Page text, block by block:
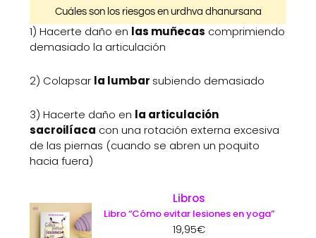
Cuáles son los riesgos en urdhva dhanursana
1) Hacerte daño en las muñecas comprimiendo
demasiado la articulación
2) Colapsar la lumbar subiendo demasiado
3) Hacerte daño en la articulación
sacroilíaca con una rotación externa excesiva
de las piernas (cuando se abren un poquito
hacia fuera)
Libros
Libro “Cómo evitar lesiones en yoga”
19,95€